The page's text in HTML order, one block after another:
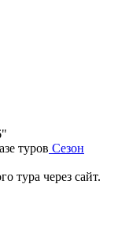
туров Сезон
тура через сайт.